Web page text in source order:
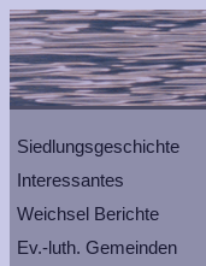
Siedlungsgeschichte
Interessantes
Weichsel Berichte
Ev.-luth. Gemeinden